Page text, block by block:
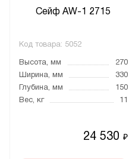
Сейф AW-1 2715
Код товара: 5052
Высота, мм
270
Ширина, мм
330
Глубина, мм
150
Вес, кг
11
24 530 ₽